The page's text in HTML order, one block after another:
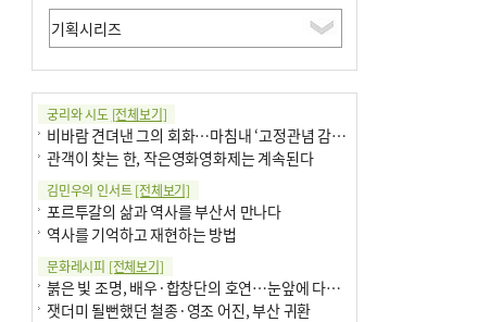
궁리와 시도 [전체보기]
비바람 견뎌낸 그의 회화…마침내 ‘고정관념 감옥’서 해방
관객이 찾는 한, 작은영화영화제는 계속된다
김민우의 인서트[전체보기]
포르투갈의 삶과 역사를 부산서 만나다
역사를 기억하고 재현하는 방법
문화레시피 [전체보기]
붉은 빛 조명, 배우·합창단의 호연…눈앞에 다가온 부산오페라하우스
잿더미 될뻔했던 철종·영조 어진, 부산 귀환